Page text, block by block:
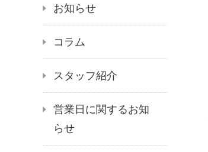
お知らせ
コラム
スタッフ紹介
営業日に関するお知
らせ